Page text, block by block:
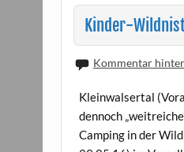
Kinder-
Kommentar
Kleinwalsertal
dennoch
Camping in der